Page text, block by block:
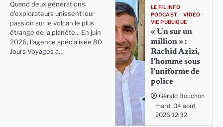
Quand deux générations
d'explorateurs unissent leur
passion sur le volcan le plus
étrange de la planète... En juin
2026, l'agence spécialisée 80
Jours Voyages a…
LE FIL INFO
PODCAST
VIDÉO
VIE PUBLIQUE
« Un sur un
million » :
Rachid Azizi,
l’homme sous
l’uniforme de
police
Gérald Bouchon
mardi 04 août
2026 12:32